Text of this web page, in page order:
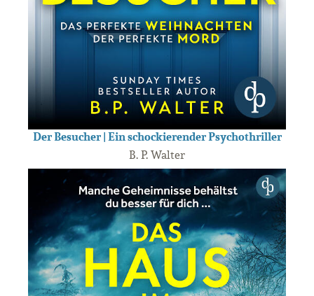
Der Besucher | Ein schockierender Psychothriller
B. P. Walter